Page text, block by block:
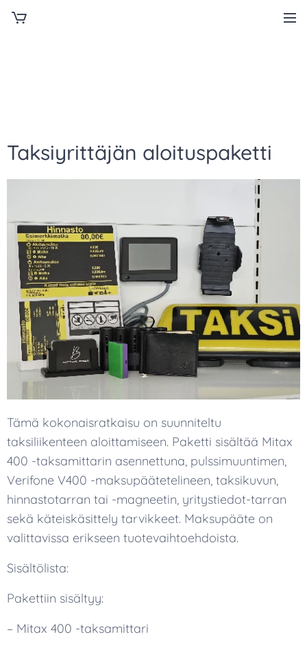
Taksiyrittäjän aloituspaketti
Tämä kokonaisratkaisu on suunniteltu
taksiliikenteen aloittamiseen. Paketti sisältää Mitax
400 -taksamittarin asennettuna, pulssimuuntimen,
Verifone V400 -maksupäätetelineen, taksikuvun,
hinnastotarran tai -magneetin, yritystiedot-tarran
sekä käteiskäsittely tarvikkeet. Maksupääte on
valittavissa erikseen tuotevaihtoehdoista.
Sisältölista:
Pakettiin sisältyy:
– Mitax 400 -taksamittari